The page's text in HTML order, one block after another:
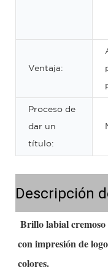
Ventaja:
Proceso de
dar un
título:
Descripción
Brillo labial
con impresión de
colores.